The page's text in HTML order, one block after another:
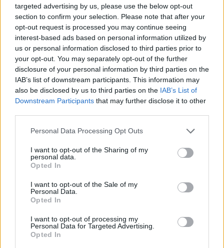
targeted advertising by us, please use the below opt-out
section to confirm your selection. Please note that after your
opt-out request is processed you may continue seeing
interest-based ads based on personal information utilized by
us or personal information disclosed to third parties prior to
your opt-out. You may separately opt-out of the further
disclosure of your personal information by third parties on the
IAB’s list of downstream participants. This information may
also be disclosed by us to third parties on the IAB’s List of
Downstream Participants that may further disclose it to other
Personal Data Processing Opt Outs
I want to opt-out of the Sharing of my
personal data.
Opted In
I want to opt-out of the Sale of my
Personal Data.
Opted In
I want to opt-out of processing my
Personal Data for Targeted Advertising.
Opted In
Ver ranking completo
TOTAL
14
CANALES TV
DÍAS
348
SIN PARTIDO
GRATUÍTO
PARTIDOS
0
CONSECUTIVOS
DE PAGO
29 partidos en local
46,77%
33 partidos de visitante
5
3
COMPETICIONES
RANKING POR EQUIPOS
Chivas Guadalajara
5 (8,06%)